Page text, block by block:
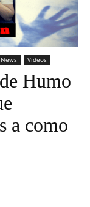
News Videos
Humo
a como